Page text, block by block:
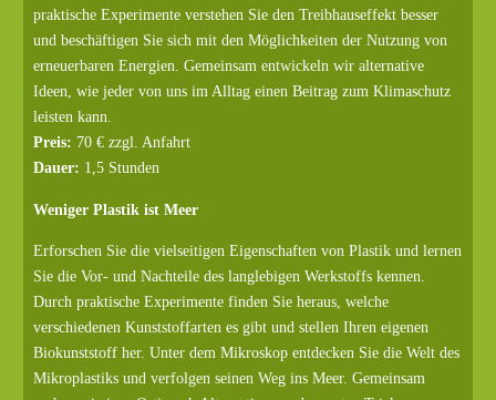
praktische Experimente verstehen Sie den Treibhauseffekt besser
und beschäftigen Sie sich mit den Möglichkeiten der Nutzung von
erneuerbaren Energien. Gemeinsam entwickeln wir alternative
Ideen, wie jeder von uns im Alltag einen Beitrag zum Klimaschutz
leisten kann.
Preis: 70 € zzgl. Anfahrt
Dauer: 1,5 Stunden
Weniger Plastik ist Meer
Erforschen Sie die vielseitigen Eigenschaften von Plastik und lernen
Sie die Vor- und Nachteile des langlebigen Werkstoffs kennen.
Durch praktische Experimente finden Sie heraus, welche
verschiedenen Kunststoffarten es gibt und stellen Ihren eigenen
Biokunststoff her. Unter dem Mikroskop entdecken Sie die Welt des
Mikroplastiks und verfolgen seinen Weg ins Meer. Gemeinsam